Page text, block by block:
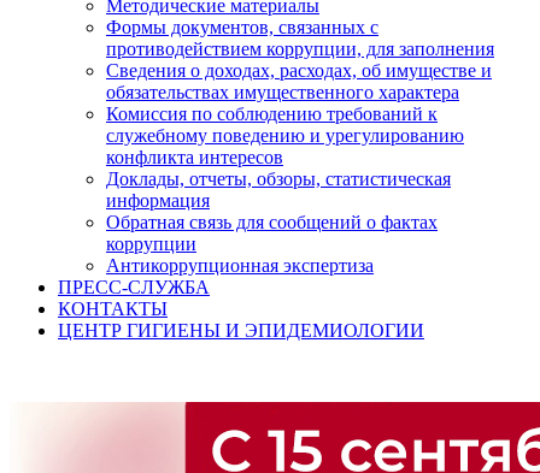
Методические материалы
Формы документов, связанных с
противодействием коррупции, для заполнения
Сведения о доходах, расходах, об имуществе и
обязательствах имущественного характера
Комиссия по соблюдению требований к
служебному поведению и урегулированию
конфликта интересов
Доклады, отчеты, обзоры, статистическая
информация
Обратная связь для сообщений о фактах
коррупции
Антикоррупционная экспертиза
ПРЕСС-СЛУЖБА
КОНТАКТЫ
ЦЕНТР ГИГИЕНЫ И ЭПИДЕМИОЛОГИИ